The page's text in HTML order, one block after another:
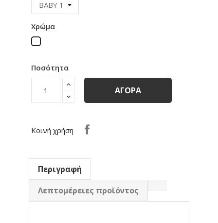
Χρώμα
Ποσότητα
ΑΓΟΡΆ
Κοινή χρήση
Περιγραφή
Λεπτομέρειες προϊόντος